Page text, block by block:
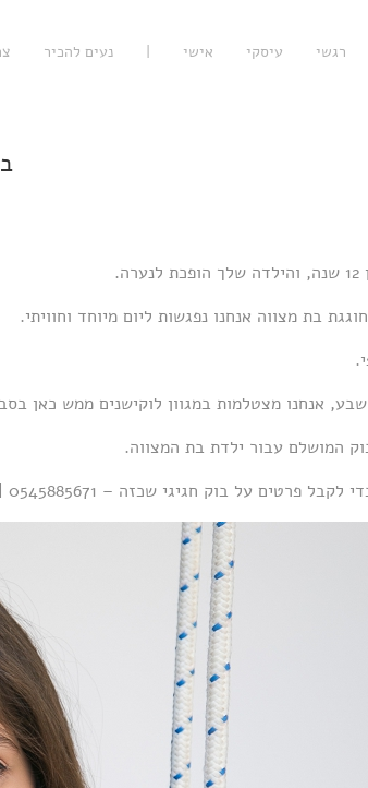
נעים להכיר | אישי עיסקי רגשי
בת מצווה אנחנו נפגשות ליום מיוחד וחוויתי.
אנחנו מצטלמות במגוון לוקישנים ממש כאן
המושלם עבור ילדת בת המצווה.
בוק חגיגי שכזה – 0545885671 | סטודיו בוטיקה | אדוה שלהבת ברזילי